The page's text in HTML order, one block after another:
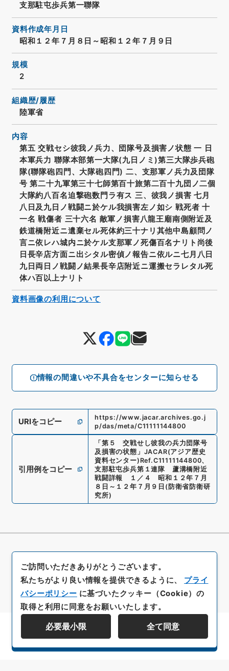
情報の間違いや不具合をセンターに知らせる
支那駐屯歩兵第一聯隊
資料作成年月日
昭和１２年７月８日～昭和１２年７月９日
規模
2
組織歴/履歴
陸軍省
内容
第五 交戦セシ彼我ノ兵力、団隊号及損害ノ状態 一 日
本軍兵力 聯隊本部第一大隊(九日ノミ)第三大隊歩兵砲
隊(聯隊砲四門、大隊砲四門) 二、支那軍ノ兵力及団隊
号 第二十九軍第三十七師第百十旅第二百十九団ノ二個
大隊約八百名迫撃砲数門ラ有ス 三、彼我ノ損害 七月
八日及九日ノ戦闘ニ於ケル我損害左ノ如シ 戦死者 十
一名 戦傷者 三十六名 敵軍ノ損害八龍王廟南側附近及
鉄道橋附近ニ遺棄セル死体約三十ナリ其他中島顧問ノ
言ニ依レハ城内ニ於ケル支那軍ノ死傷百名ナリト尚後
日長辛店方面ニ出シタル密偵ノ報告ニ依ルニ七月八日
九日両日ノ戦闘ノ結果長辛店附近ニ運搬セラレタル死
体ハ百以上ナリト
URIをコピー
https://www.jacar.archives.go.j
p/das/meta/C11111144800
引用例をコピー
「 第５ 交戦せし彼我の兵力団隊号
及損害の状態 」 JACAR(アジア歴史
資料センター) Ref.C11111144800、
支那駐屯歩兵第１連隊 蘆溝橋附近
戦闘詳報 １／４ 昭和１２年７月
８日～１２年７月９日 ( 防衛省防衛研
究所)
資料画像の利用について
資料群階層を表示する
ご訪問いただきありがとうございます。
私たちがより良い情報を提供できるように、 プライ
バシーポリシー に基づいたクッキー（Cookie）の
取得と利用に同意をお願いいたします。
必要最小限 全て同意